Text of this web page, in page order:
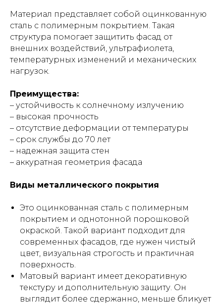
Материал представляет собой оцинкованную
сталь с полимерным покрытием. Такая
структура помогает защитить фасад от
внешних воздействий, ультрафиолета,
температурных изменений и механических
нагрузок.
Преимущества:
– устойчивость к солнечному излучению
– высокая прочность
– отсутствие деформации от температуры
– срок службы до 70 лет
– надежная защита стен
– аккуратная геометрия фасада
Виды металлического покрытия
Это оцинкованная сталь с полимерным
покрытием и однотонной порошковой
окраской. Такой вариант подходит для
современных фасадов, где нужен чистый
цвет, визуальная строгость и практичная
поверхность.
Матовый вариант имеет декоративную
текстуру и дополнительную защиту. Он
выглядит более сдержанно, меньше бликует